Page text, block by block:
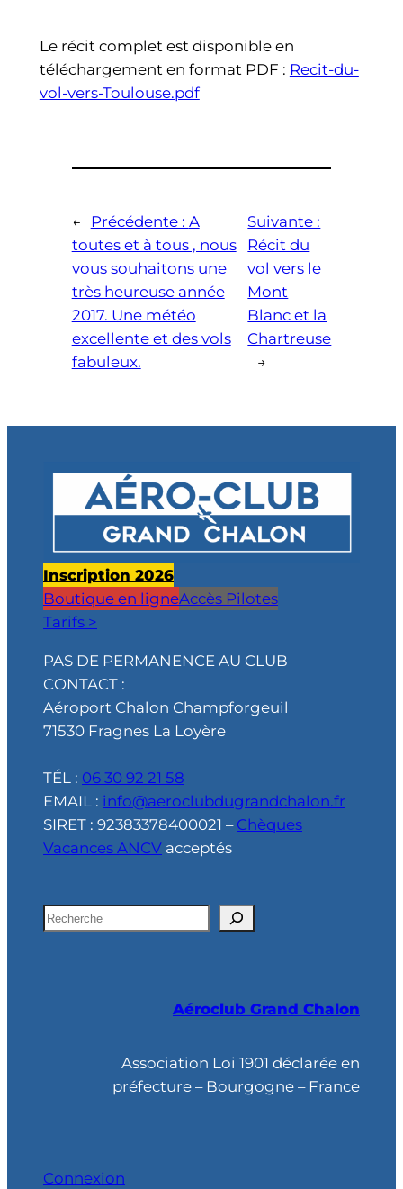
Le récit complet est disponible en
téléchargement en format PDF : Recit-du-
vol-vers-Toulouse.pdf
← Précédente : A
toutes et à tous , nous
vous souhaitons une
très heureuse année
2017. Une météo
excellente et des vols
fabuleux.
Suivante :
Récit du
vol vers le
Mont
Blanc et la
Chartreuse
→
Inscription 2026
Boutique en ligneAccès Pilotes
Tarifs >
PAS DE PERMANENCE AU CLUB
CONTACT :
Aéroport Chalon Champforgeuil
71530 Fragnes La Loyère
TÉL : 06 30 92 21 58
EMAIL : info@aeroclubdugrandchalon.fr
SIRET : 92383378400021 – Chèques
Vacances ANCV acceptés
R
Aéroclub Grand Chalon
Association Loi 1901 déclarée en
préfecture – Bourgogne – France
Connexion